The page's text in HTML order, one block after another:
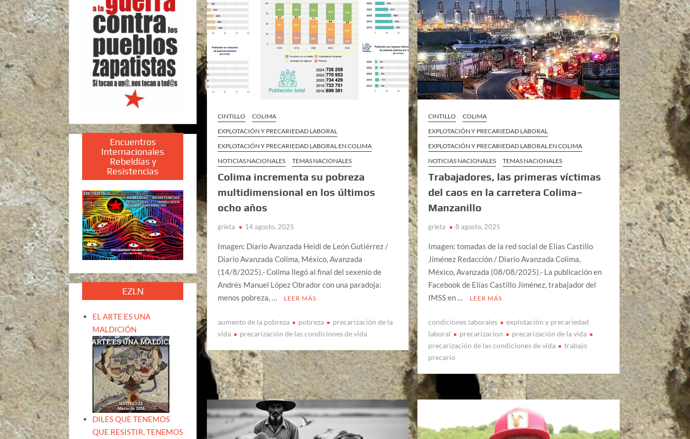
CINTILLO
COLIMA
EXPLOTACIÓN Y PRECARIEDAD LABORAL
EXPLOTACIÓN Y PRECARIEDAD LABORAL EN COLIMA
NOTICIAS NACIONALES
TEMAS NACIONALES
Colima incrementa su pobreza
multidimensional en los últimos
ocho años
grieta 14 agosto, 2025
Imagen: Diario Avanzada Heidi de León Gutiérrez /
Diario Avanzada Colima, México, Avanzada
(14/8/2025).- Colima llegó al final del sexenio de
Andrés Manuel López Obrador con una paradoja:
menos pobreza, …
LEER MÁS
aumento de la pobreza pobreza
precarización de la
vida
precarización de las condiciones de vida
CINTILLO
COLIMA
EXPLOTACIÓN Y PRECARIEDAD LABORAL
EXPLOTACIÓN Y PRECARIEDAD LABORAL EN COLIMA
NOTICIAS NACIONALES
TEMAS NACIONALES
Trabajadores, las primeras víctimas
del caos en la carretera Colima–
Manzanillo
grieta 8 agosto, 2025
Imagen: tomadas de la red social de Elías Castillo
Jiménez Redacción / Diario Avanzada Colima,
México, Avanzada (08/08/2025).- La publicación en
Facebook de Elías Castillo Jiménez, trabajador del
IMSS en …
LEER MÁS
condiciones laborales
explotación y precariedad
laboral
precarizacion
precarización de la vida
precarización de las condiciones de vida
trabajo
precario
Encuentros
Internacionales
Rebeldías y
Resistencias
EZLN
EL ARTE ES UNA
MALDICIÓN
DILES QUE TENEMOS
QUE RESISTIR, TENEMOS